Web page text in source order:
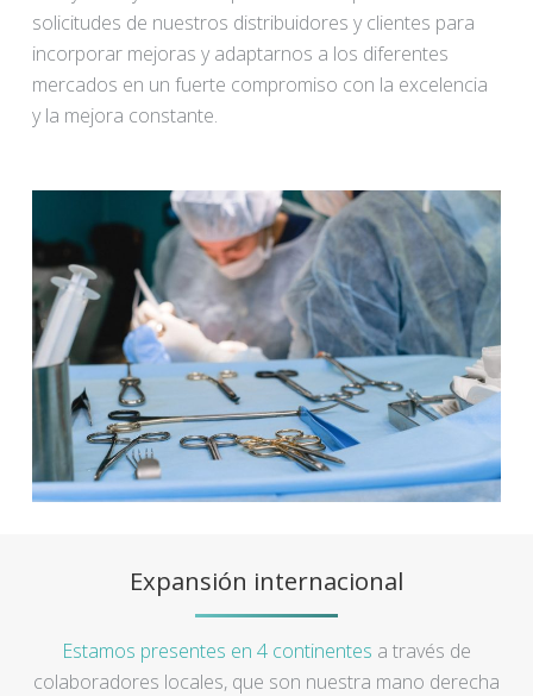
solicitudes de nuestros distribuidores y clientes para
incorporar mejoras y adaptarnos a los diferentes
mercados en un fuerte compromiso con la excelencia
y la mejora constante.
Expansión internacional
Estamos presentes en 4 continentes a través de
colaboradores locales, que son nuestra mano derecha